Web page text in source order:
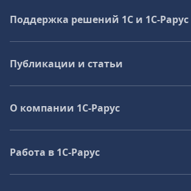
Поддержка решений 1С и 1С‑Рарус
Публикации и статьи
О компании 1C-Рарус
Работа в 1С‑Рарус